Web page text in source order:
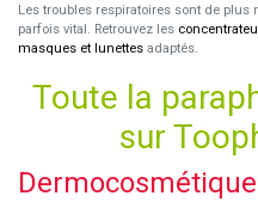
Les troubles respiratoires sont de
parfois vital. Retrouvez les
masques et lunettes adaptés.
Toute la
sur